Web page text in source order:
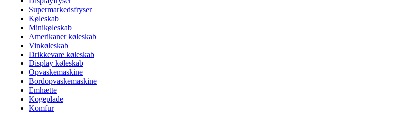
Supermarkedsfryser
Køleskab
Minikøleskab
Amerikaner køleskab
Vinkøleskab
Drikkevare køleskab
Display køleskab
Opvaskemaskine
Bordopvaskemaskine
Emhætte
Kogeplade
Komfur